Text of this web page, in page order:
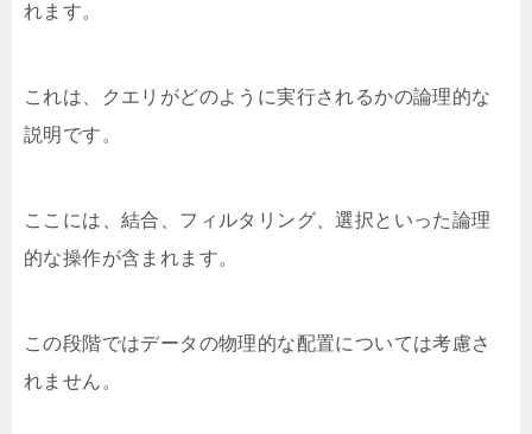
れます。
これは、クエリがどのように実行されるかの論理的な
説明です。
ここには、結合、フィルタリング、選択といった論理
的な操作が含まれます。
この段階ではデータの物理的な配置については考慮さ
れません。